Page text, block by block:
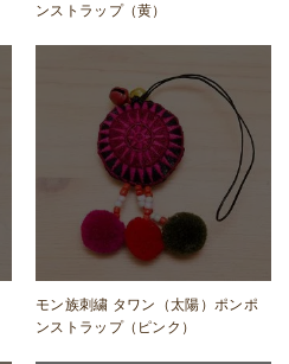
ンストラップ（黄）
モン族刺繍 タワン（太陽）ポンポ
ンストラップ（ピンク）